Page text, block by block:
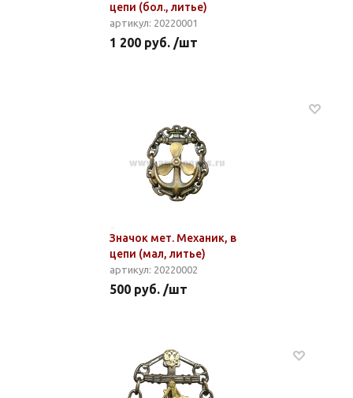
цепи (бол., литье)
артикул: 20220001
1 200 руб. /шт
Значок мет. Механик, в
цепи (мал, литье)
артикул: 20220002
500 руб. /шт